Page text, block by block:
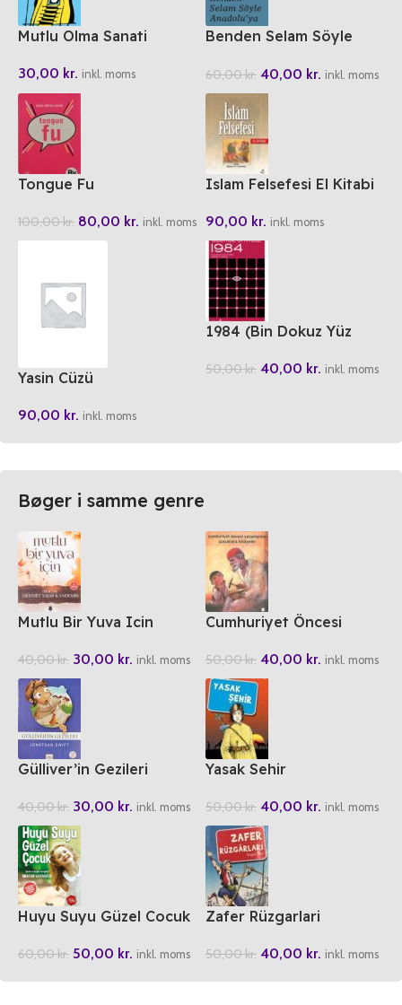
Mutlu Olma Sanati
30,00 kr. inkl. moms
Benden Selam Söyle
60,00kr. 40,00 kr. inkl. moms
Tongue Fu
100,00kr. 80,00 kr. inkl. moms
Islam Felsefesi El Kitabi
90,00 kr. inkl. moms
Yasin Cüzü
90,00 kr. inkl. moms
1984 (Bin Dokuz Yüz
50,00kr. 40,00 kr. inkl. moms
Bøger i samme genre
Mutlu Bir Yuva Icin
40,00kr. 30,00 kr. inkl. moms
Cumhuriyet Öncesi
Hikayeler
50,00kr. 40,00 kr. inkl. moms
Gülliver’in Gezileri
40,00kr. 30,00 kr. inkl. moms
Yasak Sehir
50,00kr. 40,00 kr. inkl. moms
Huyu Suyu Güzel Cocuk
60,00kr. 50,00 kr. inkl. moms
Zafer Rüzgarlari
50,00kr. 40,00 kr. inkl. moms